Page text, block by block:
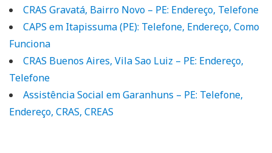
CRAS Gravatá, Bairro Novo – PE: Endereço, Telefone
CAPS em Itapissuma (PE): Telefone, Endereço, Como
Funciona
CRAS Buenos Aires, Vila Sao Luiz – PE: Endereço,
Telefone
Assistência Social em Garanhuns – PE: Telefone,
Endereço, CRAS, CREAS